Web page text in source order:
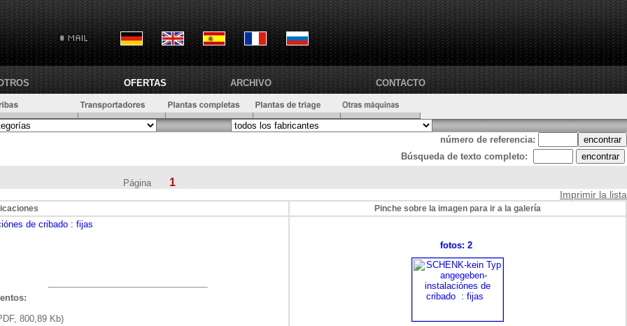
OFERTAS ARCHIVO CONTACTO
número de referencia:
Búsqueda de texto completo:
Página 1
Imprimir la lista
Pinche sobre la imagen para ir a la galería
de cribado : fijas
800,89 Kb)
fotos: 2